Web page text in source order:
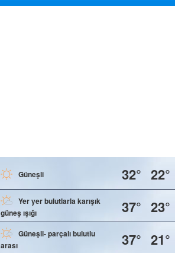
Güneşli 32° 22°
Yer yer bulutlarla karışık
güneş ışığı
37° 23°
Güneşli- parçalı bulutlu
arası
37° 21°